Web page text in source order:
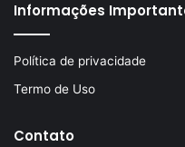
Informações
Política de privacidade
Termo de Uso
Contato